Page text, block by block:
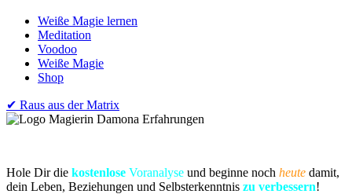
Weiße Magie lernen
Meditation
Voodoo
Weiße Magie
Shop
✔︎ Raus aus der Matrix
Hole Dir die kostenlose Voranalyse und beginne noch heute damit,
dein Leben, Beziehungen und Selbsterkenntnis zu verbessern!